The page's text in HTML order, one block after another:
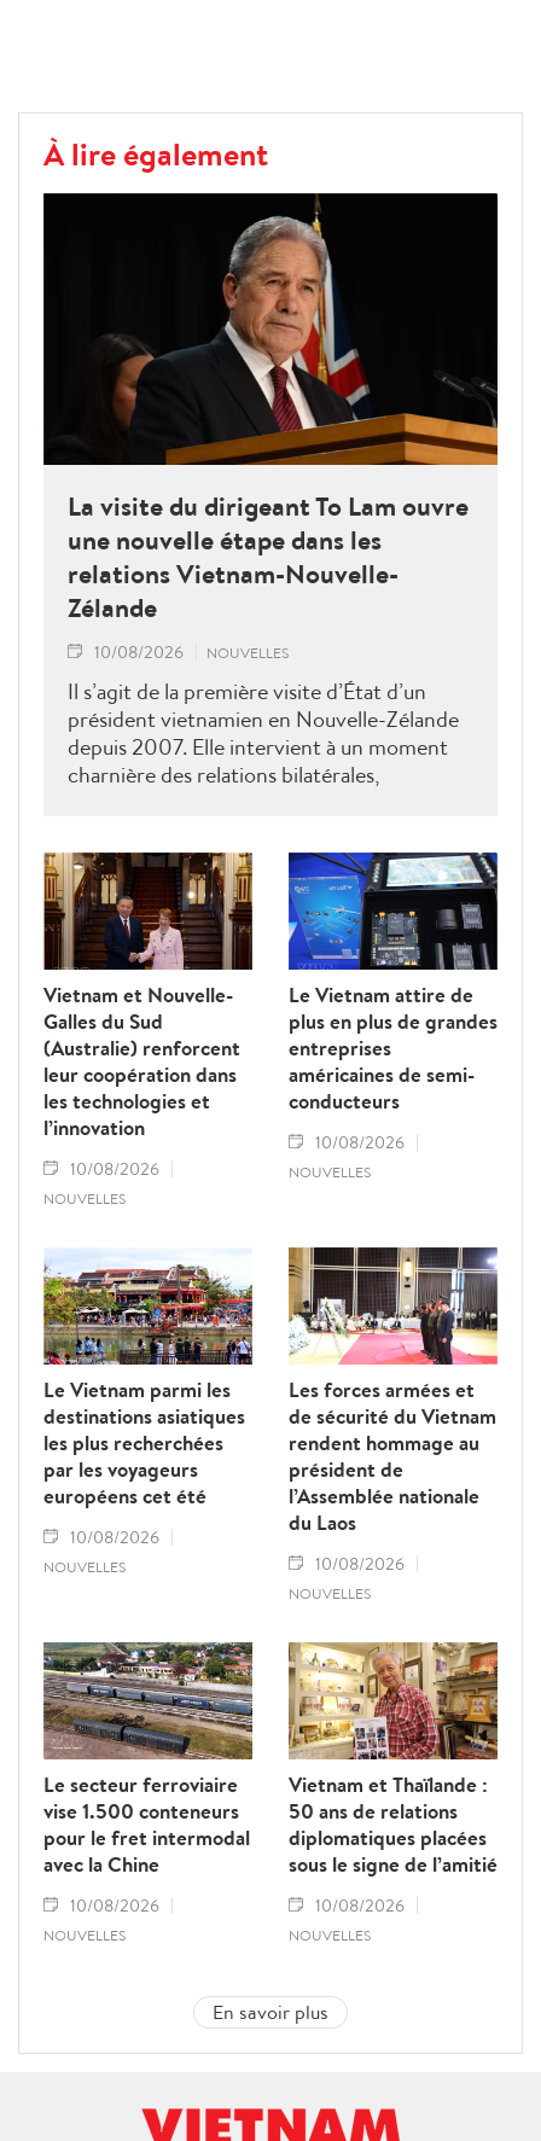
À lire également
La visite du dirigeant To Lam ouvre
une nouvelle étape dans les
relations Vietnam-Nouvelle-
Zélande
10/08/2026 NOUVELLES
Il s’agit de la première visite d’État d’un
président vietnamien en Nouvelle-Zélande
depuis 2007. Elle intervient à un moment
charnière des relations bilatérales,
la coopération au développement, de la
sécurité et des échanges entre les peuples, a
déclaré le ministre néo-zélandais des
Affaires étrangères, Winston Peters.
Vietnam et Nouvelle-
Galles du Sud
(Australie) renforcent
leur coopération dans
les technologies et
l’innovation
10/08/2026
NOUVELLES
Le Vietnam attire de
plus en plus de grandes
entreprises
américaines de semi-
conducteurs
10/08/2026
NOUVELLES
Le Vietnam parmi les
destinations asiatiques
les plus recherchées
par les voyageurs
européens cet été
10/08/2026
NOUVELLES
Les forces armées et
de sécurité du Vietnam
rendent hommage au
président de
l’Assemblée nationale
du Laos
10/08/2026
NOUVELLES
Le secteur ferroviaire
vise 1.500 conteneurs
pour le fret intermodal
avec la Chine
10/08/2026
NOUVELLES
Vietnam et Thaïlande :
50 ans de relations
diplomatiques placées
sous le signe de l’amitié
10/08/2026
NOUVELLES
En savoir plus